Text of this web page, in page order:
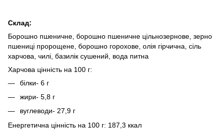
Склад:
Борошно пшеничне, борошно пшеничне цільнозернове, зерно
пшениці пророщене, борошно горохове, олія гірчична, сіль
харчова, чилі, базилік сушений, вода питна
Харчова цінність на 100 г:
білки- 6 г
жири- 5,8 г
вуглеводи- 27,9 г
Енергетична цінність на 100 г: 187,3 ккал